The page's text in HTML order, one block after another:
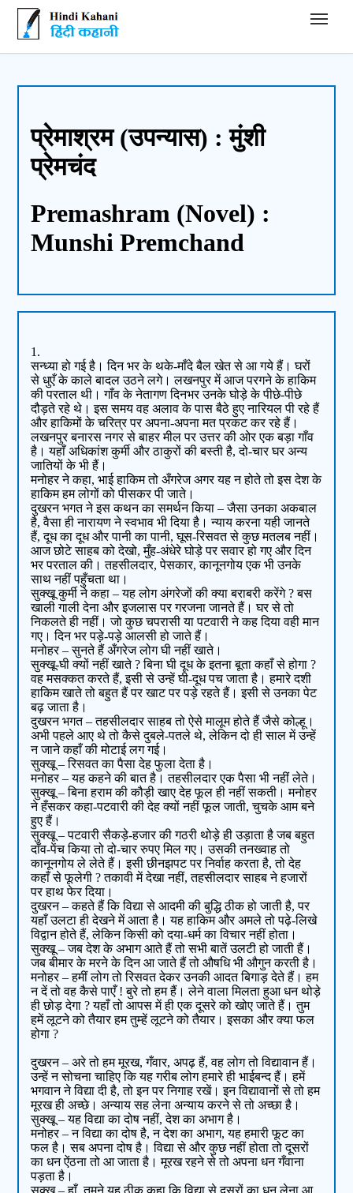
Hindi Kahani - हिंदी कहानी
प्रेमाश्रम (उपन्यास) : मुंशी
प्रेमचंद
Premashram (Novel) :
Munshi Premchand
1.
सन्ध्या हो गई है। दिन भर के थके-माँदे बैल खेत से आ गये हैं। घरों
से धुएँ के काले बादल उठने लगे। लखनपुर में आज परगने के हाकिम
की परताल थी। गाँव के नेतागण दिनभर उनके घोड़े के पीछे-पीछे
दौड़ते रहे थे। इस समय वह अलाव के पास बैठे हुए नारियल पी रहे हैं
और हाकिमों के चरित्र पर अपना-अपना मत प्रकट कर रहे हैं।
लखनपुर बनारस नगर से बाहर मील पर उत्तर की ओर एक बड़ा गाँव
है। यहाँ अधिकांश कुर्मी और ठाकुरों की बस्ती है, दो-चार घर अन्य
जातियों के भी हैं।
मनोहर ने कहा, भाई हाकिम तो अँगरेज अगर यह न होते तो इस देश के
हाकिम हम लोगों को पीसकर पी जाते।
दुखरन भगत ने इस कथन का समर्थन किया – जैसा उनका अकबाल
है, वैसा ही नारायण ने स्वभाव भी दिया है। न्याय करना यही जानते
हैं, दूध का दूध और पानी का पानी, घूस-रिसवत से कुछ मतलब नहीं।
आज छोटे साहब को देखो, मुँह-अंधेरे घोड़े पर सवार हो गए और दिन
भर परताल की। तहसीलदार, पेसकार, कानूनगोय एक भी उनके
साथ नहीं पहुँचता था।
सुक्खू कुर्मी ने कहा – यह लोग अंगरेजों की क्या बराबरी करेंगे ? बस
खाली गाली देना और इजलास पर गरजना जानते हैं। घर से तो
निकलते ही नहीं। जो कुछ चपरासी या पटवारी ने कह दिया वही मान
गए। दिन भर पड़े-पड़े आलसी हो जाते हैं।
मनोहर – सुनते हैं अँगरेज लोग घी नहीं खाते।
सुक्खू-घी क्यों नहीं खाते ? बिना घी दूध के इतना बूता कहाँ से होगा ?
वह मसक्कत करते हैं, इसी से उन्हें घी-दूध पच जाता है। हमारे दशी
हाकिम खाते तो बहुत हैं पर खाट पर पड़े रहते हैं। इसी से उनका पेट
बढ़ जाता है।
दुखरन भगत – तहसीलदार साहब तो ऐसे मालूम होते हैं जैसे कोल्हू।
अभी पहले आए थे तो कैसे दुबले-पतले थे, लेकिन दो ही साल में उन्हें
न जाने कहाँ की मोटाई लग गई।
सुक्खू – रिसवत का पैसा देह फुला देता है।
मनोहर – यह कहने की बात है। तहसीलदार एक पैसा भी नहीं लेते।
सुक्खू – बिना हराम की कौड़ी खाए देह फूल ही नहीं सकती। मनोहर
ने हँसकर कहा-पटवारी की देह क्यों नहीं फूल जाती, चुचके आम बने
हुए हैं।
सुक्खू – पटवारी सैकड़े-हजार की गठरी थोड़े ही उड़ाता है जब बहुत
दाँव-पेंच किया तो दो-चार रुपए मिल गए। उसकी तनख्वाह तो
कानूनगोय ले लेते हैं। इसी छीनझपट पर निर्वाह करता है, तो देह
कहाँ से फूलेगी ? तकावी में देखा नहीं, तहसीलदार साहब ने हजारों
पर हाथ फेर दिया।
दुखरन – कहते हैं कि विद्या से आदमी की बुद्धि ठीक हो जाती है, पर
यहाँ उलटा ही देखने में आता है। यह हाकिम और अमले तो पढ़े-लिखे
विद्वान होते हैं, लेकिन किसी को दया-धर्म का विचार नहीं होता।
सुक्खू – जब देश के अभाग आते हैं तो सभी बातें उलटी हो जाती हैं।
जब बीमार के मरने के दिन आ जाते हैं तो औषधि भी औगुन करती है।
मनोहर – हमीं लोग तो रिसवत देकर उनकी आदत बिगाड़ देते हैं। हम
न दें तो वह कैसे पाएँ ! बुरे तो हम हैं। लेने वाला मिलता हुआ धन थोड़े
ही छोड़ देगा ? यहाँ तो आपस में ही एक दूसरे को खोए जाते हैं। तुम
हमें लूटने को तैयार हम तुम्हें लूटने को तैयार। इसका और क्या फल
होगा ?
दुखरन – अरे तो हम मूरख, गँवार, अपढ़ हैं, वह लोग तो विद्यावान हैं।
उन्हें न सोचना चाहिए कि यह गरीब लोग हमारे ही भाईबन्द हैं। हमें
भगवान ने विद्या दी है, तो इन पर निगाह रखें। इन विद्यावानों से तो हम
मूरख ही अच्छे। अन्याय सह लेना अन्याय करने से तो अच्छा है।
सुक्खू – यह विद्या का दोष नहीं, देश का अभाग है।
मनोहर – न विद्या का दोष है, न देश का अभाग, यह हमारी फूट का
फल है। सब अपना दोष है। विद्या से और कुछ नहीं होता तो दूसरों
का धन ऐंठना तो आ जाता है। मूरख रहने से तो अपना धन गँवाना
पड़ता है।